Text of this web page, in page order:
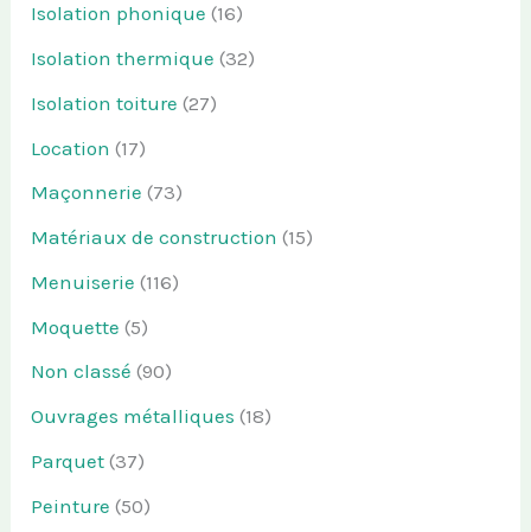
Isolation phonique (16)
Isolation thermique (32)
Isolation toiture (27)
Location (17)
Maçonnerie (73)
Matériaux de construction (15)
Menuiserie (116)
Moquette (5)
Non classé (90)
Ouvrages métalliques (18)
Parquet (37)
Peinture (50)